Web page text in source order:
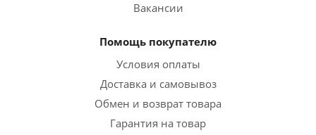
Вакансии
Помощь покупателю
Условия оплаты
Доставка и самовывоз
Обмен и возврат товара
Гарантия на товар